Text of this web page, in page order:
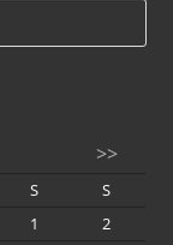
>>
S
S
1
2